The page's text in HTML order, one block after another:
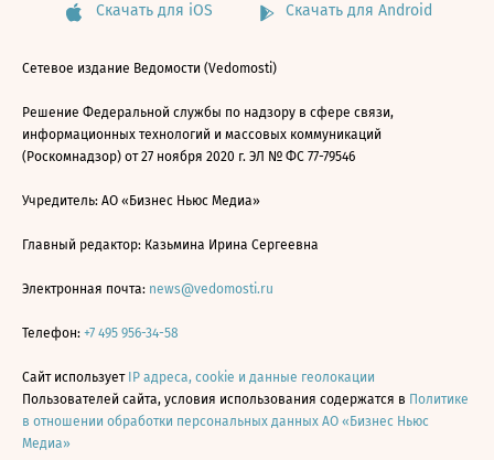
Скачать для iOS Скачать для Android
Сетевое издание Ведомости (Vedomosti)
Решение Федеральной службы по надзору в сфере связи,
информационных технологий и массовых коммуникаций
(Роскомнадзор) от 27 ноября 2020 г. ЭЛ № ФС 77-79546
Учредитель: АО «Бизнес Ньюс Медиа»
Главный редактор: Казьмина Ирина Сергеевна
Электронная почта: news@vedomosti.ru
Телефон: +7 495 956-34-58
Сайт использует IP адреса, cookie и данные геолокации
Пользователей сайта, условия использования содержатся в Политике
в отношении обработки персональных данных АО «Бизнес Ньюс
Медиа»